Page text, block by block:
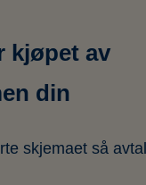
kjøpet av
din
skjemaet så